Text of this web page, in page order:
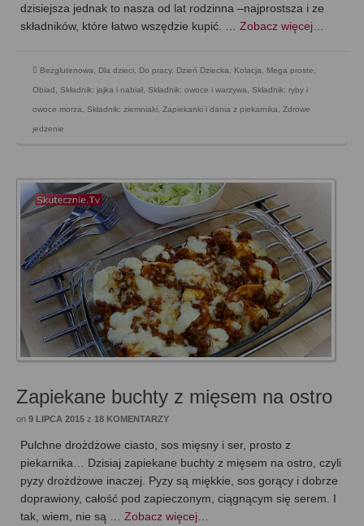
dzisiejsza jednak to nasza od lat rodzinna –najprostsza i ze
składników, które łatwo wszędzie kupić. … Zobacz więcej…
Bezglutenowa Dla dzieci Do pracy, Dzień Dziecka Kolacja Mega proste
Obiad Składnik: jajka i nabiał Składnik: owoce i warzywa Składnik: ryby i
owoce morza Składnik: ziemniaki Zapiekanki i dania z piekarnika Zdrowe
jedzenie
Zapiekane buchty z mięsem na ostro
on 9 LIPCA 2015 z 18 KOMENTARZY
Pulchne drożdżowe ciasto, sos mięsny i ser, prosto z
piekarnika… Dzisiaj zapiekane buchty z mięsem na ostro, czyli
pyzy drożdżowe inaczej. Pyzy są miękkie, sos gorący i dobrze
doprawiony, całość pod zapieczonym, ciągnącym się serem. I
tak, wiem, nie są … Zobacz więcej…